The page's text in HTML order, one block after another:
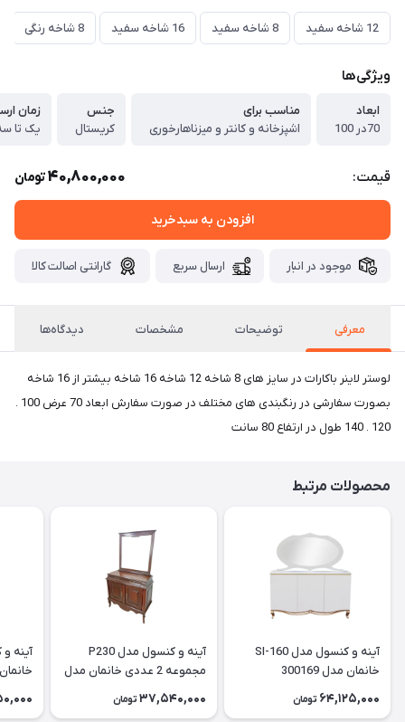
12 شاخه سفید 8 شاخه سفید 16 شاخه سفید 8 شاخه رنگی
ویژگی‌ها
ابعاد
70در 100
مناسب برای
اشپزخانه و کانتر و میزناهارخوری
جنس
کریستال
زمان
یک تا
قیمت: 40,800,000تومان
افزودن به سبدخرید
موجود در انبار ارسال سریع گارانتی اصالت کالا
معرفی توضیحات مشخصات دیدگاه‌ها
لوستر لاینر باکارات در سایز های 8 شاخه 12 شاخه 16 شاخه بیشتر از 16 شاخه
بصورت سفارشی در رنگبندی های مختلف در صورت سفارش ابعاد 70 عرض 100 .
120 . 140 طول در ارتفاع 80 سانت
محصولات مرتبط
آینه و کنسول مدل SI-160
خانمان مدل 300169
64,125,000 تومان
آینه و کنسول مدل P230
مجموعه 2 عددی خانمان مدل
37,540,000 تومان
خانمان